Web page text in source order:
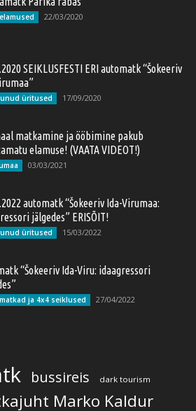
22/03/2020
SEIKLUSFESTI ERI automatk “Šokeeriv
üritused 17/09/2020
matkamine ja ööbimine pakub
elamuse! (VAATA VIDEOT!)
03/03/2021
automatk “Šokeeriv Ida-Virumaa:
jälgedes” ERISÕIT!
üritused 15/03/2022
“Šokeeriv Ida-Viru: idaagressori
ja 4x4 seiklused 27/04/2022
bussireis dark tourism
Marko Kaldur